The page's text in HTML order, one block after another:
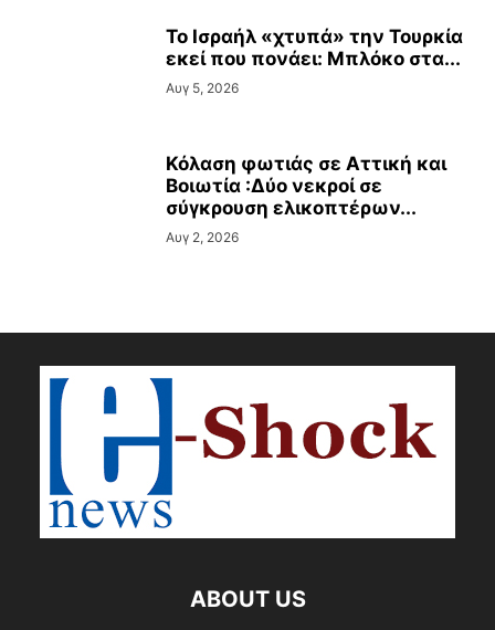
Το Ισραήλ «χτυπά» την Τουρκία
εκεί που πονάει: Μπλόκο στα...
Αυγ 5, 2026
Κόλαση φωτιάς σε Αττική και
Βοιωτία :Δύο νεκροί σε
σύγκρουση ελικοπτέρων...
Αυγ 2, 2026
ABOUT US